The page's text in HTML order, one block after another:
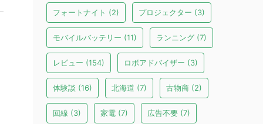
フォートナイト (2) プロジェクター (3)
モバイルバッテリー (11) ランニング (7)
レビュー (154) ロボアドバイザー (3)
体験談 (16) 北海道 (7) 古物商 (2)
回線 (3) 家電 (7) 広告不要 (7)